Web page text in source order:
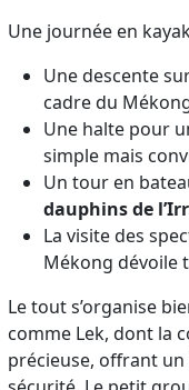
Une journée en
Une descente
cadre du
Une halte pour
simple mais
Un tour en
dauphins de
La visite des
Mékong dévoile
Le tout s’organise
comme Lek, dont la
précieuse, offrant